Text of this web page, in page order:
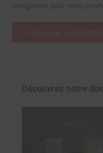
navigateur pour mon
Découvrez notre